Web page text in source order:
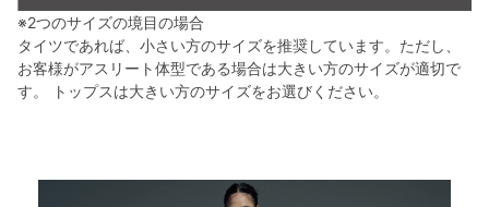
※2つのサイズの境目の場合
タイツであれば、小さい方のサイズを推奨しています。ただし、
お客様がアスリート体型である場合は大きい方のサイズが適切で
す。 トップスは大きい方のサイズをお選びください。